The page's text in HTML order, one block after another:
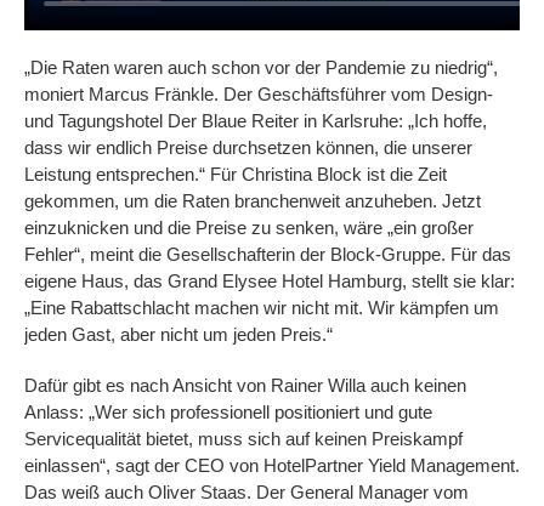
„Die Raten waren auch schon vor der Pandemie zu niedrig“,
moniert Marcus Fränkle. Der Geschäftsführer vom Design-
und Tagungshotel Der Blaue Reiter in Karlsruhe: „Ich hoffe,
dass wir endlich Preise durchsetzen können, die unserer
Leistung entsprechen.“ Für Christina Block ist die Zeit
gekommen, um die Raten branchenweit anzuheben. Jetzt
einzuknicken und die Preise zu senken, wäre „ein großer
Fehler“, meint die Gesellschafterin der Block-Gruppe. Für das
eigene Haus, das Grand Elysee Hotel Hamburg, stellt sie klar:
„Eine Rabattschlacht machen wir nicht mit. Wir kämpfen um
jeden Gast, aber nicht um jeden Preis.“
Dafür gibt es nach Ansicht von Rainer Willa auch keinen
Anlass: „Wer sich professionell positioniert und gute
Servicequalität bietet, muss sich auf keinen Preiskampf
einlassen“, sagt der CEO von HotelPartner Yield Management.
Das weiß auch Oliver Staas. Der General Manager vom